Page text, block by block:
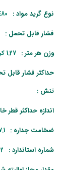
نوع گرید مواد :
فشار قابل تحمل :
وزن هر متر : 1.27 کیلوگرم
حداکثر فشار قابل
تنش :
اندازه حداکثر قطر
ضخامت جداره : 7.1 الی 8
شماره استاندارد :